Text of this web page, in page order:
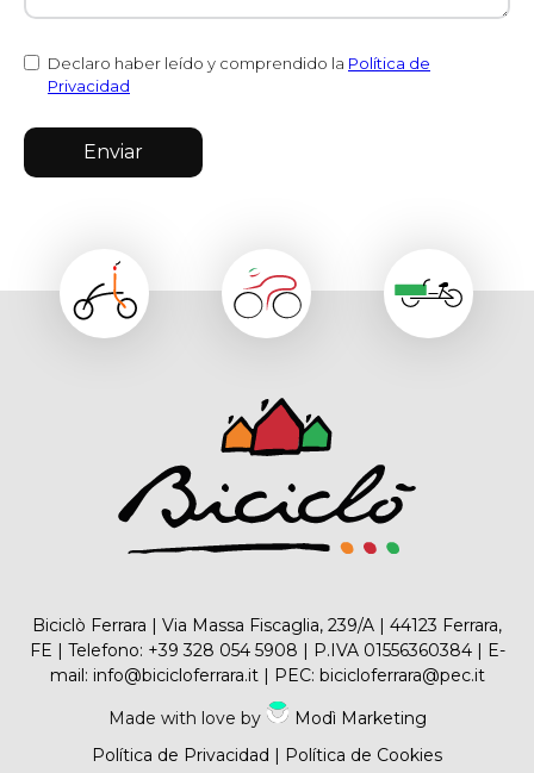
Declaro haber leído y comprendido la Política de
Privacidad
Enviar
Biciclò Ferrara | Via Massa Fiscaglia, 239/A | 44123 Ferrara,
FE | Telefono: +39 328 054 5908 | P.IVA 01556360384 | E-
mail: info@bicicloferrara.it| PEC: bicicloferrara@pec.it
Made with love by
Modì Marketing
Política de Privacidad | Política de Cookies